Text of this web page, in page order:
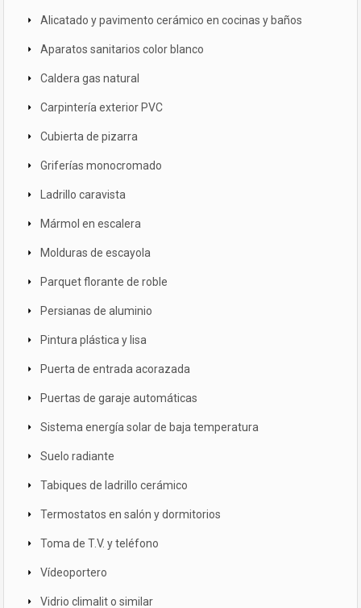
Alicatado y pavimento cerámico en cocinas y baños
Aparatos sanitarios color blanco
Caldera gas natural
Carpintería exterior PVC
Cubierta de pizarra
Griferías monocromado
Ladrillo caravista
Mármol en escalera
Molduras de escayola
Parquet florante de roble
Persianas de aluminio
Pintura plástica y lisa
Puerta de entrada acorazada
Puertas de garaje automáticas
Sistema energía solar de baja temperatura
Suelo radiante
Tabiques de ladrillo cerámico
Termostatos en salón y dormitorios
Toma de T.V. y teléfono
Vídeoportero
Vidrio climalit o similar